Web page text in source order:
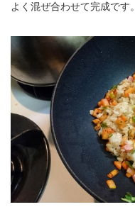
よく混ぜ合わせて完成です。